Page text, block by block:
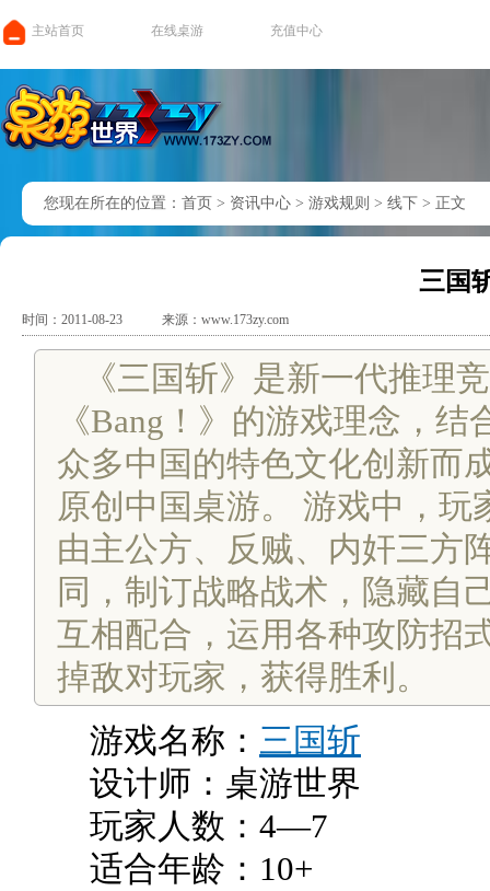
主站首页 在线桌游 充值中心
您现在所在的位置： 首页 > 资讯中心 > 游戏规则 > 线下 > 正文
三国
时间：2011-08-23 来源：www.173zy.com
《三国斩》是新一代推理
《Bang！》的游戏理念，
众多中国的特色文化创新而
原创中国桌游。 游戏中，
由主公方、反贼、内奸三方
同，制订战略战术，隐藏自
互相配合，运用各种攻防招
掉敌对玩家，获得胜利。
游戏名称： 三国斩
设计师：桌游世界
玩家人数：4—7
适合年龄：10+